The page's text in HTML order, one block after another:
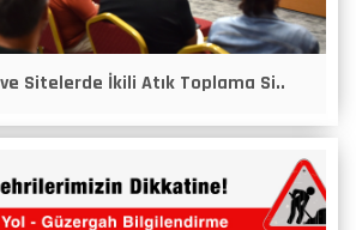
Sitelerde İkili Atık Toplama Si..